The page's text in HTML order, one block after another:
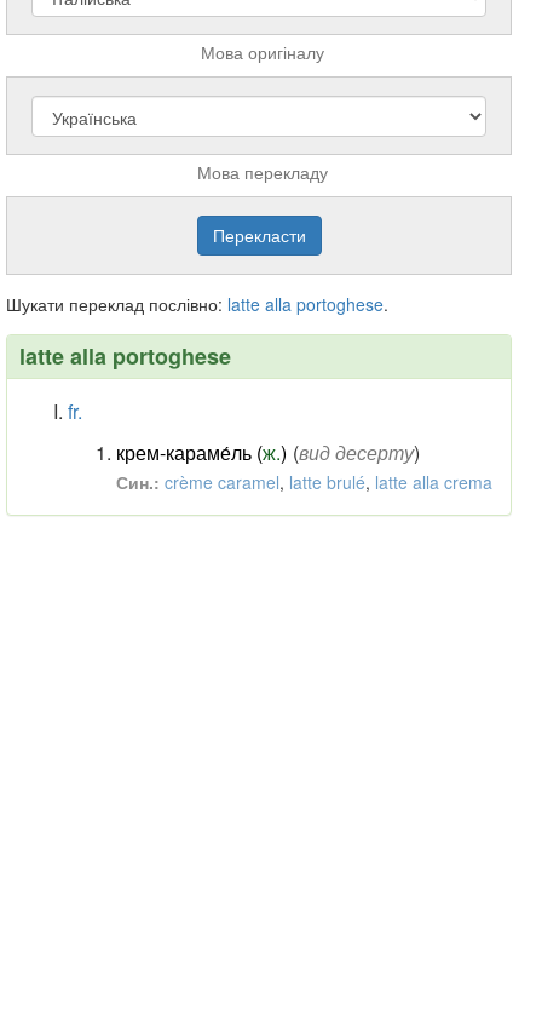
Мова оригіналу
Мова перекладу
Шукати переклад послівно: latte alla portoghese.
latte alla portoghese
fr.
крем-караме́ль (ж.) (вид десерту)
Син.: crème caramel, latte brulé, latte alla crema